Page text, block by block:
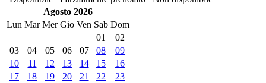
Agosto 2026
Lun Mar Mer Gio Ven Sab Dom
01
02
03
04 05 06 07 08
09
10
11 12 13 14 15
16
17
18 19 20 21 22
23